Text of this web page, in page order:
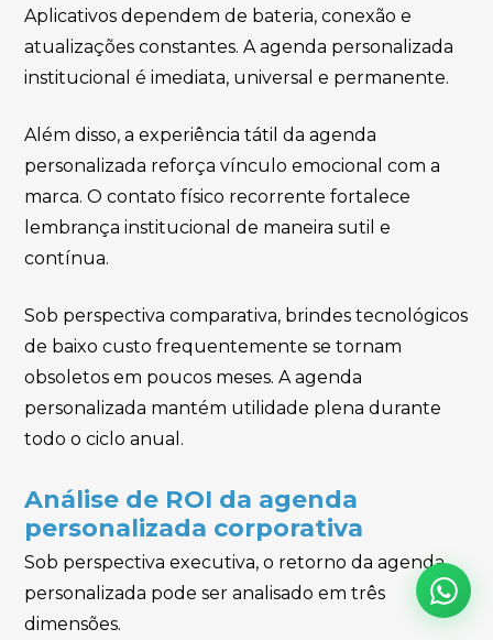
Aplicativos dependem de bateria, conexão e
atualizações constantes. A agenda personalizada
institucional é imediata, universal e permanente.
Além disso, a experiência tátil da agenda
personalizada reforça vínculo emocional com a
marca. O contato físico recorrente fortalece
lembrança institucional de maneira sutil e
contínua.
Sob perspectiva comparativa, brindes tecnológicos
de baixo custo frequentemente se tornam
obsoletos em poucos meses. A agenda
personalizada mantém utilidade plena durante
todo o ciclo anual.
Análise de ROI da agenda
personalizada corporativa
Sob perspectiva executiva, o retorno da agenda
personalizada pode ser analisado em três
dimensões.